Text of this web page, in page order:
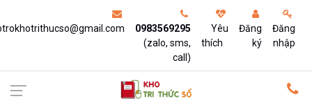
0983569295
(zalo, sms,
call)
Yêu
thích
Đăng
ký
Đăng
nhập